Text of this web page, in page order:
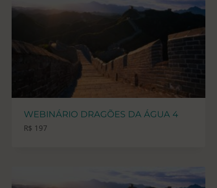
WEBINÁRIO DRAGÕES DA ÁGUA 4
R$ 197